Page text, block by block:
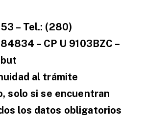
– Tel.: (280)
– CP U 9103BZC –
al trámite
solo si se encuentran
los datos obligatorios